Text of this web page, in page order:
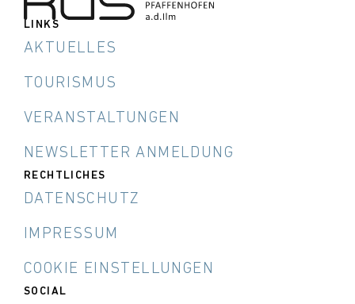
LINKS
AKTUELLES
TOURISMUS
VERANSTALTUNGEN
NEWSLETTER ANMELDUNG
RECHTLICHES
DATENSCHUTZ
IMPRESSUM
COOKIE EINSTELLUNGEN
SOCIAL